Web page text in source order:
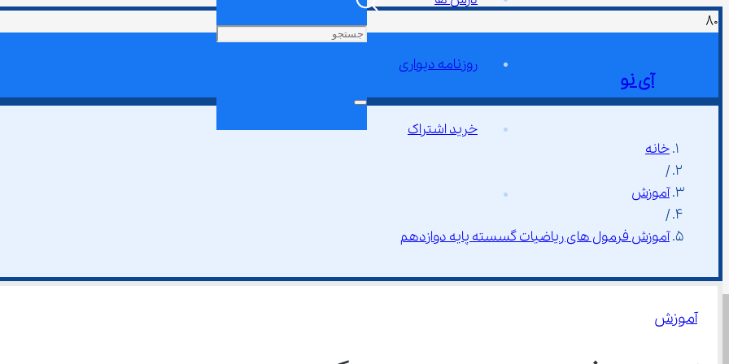
آی نو
روزنامه دیواری
خرید اشتراک
خانه
/
آموزش
/
آموزش فرمول های ریاضیات گسسته پایه دوازدهم
آموزش